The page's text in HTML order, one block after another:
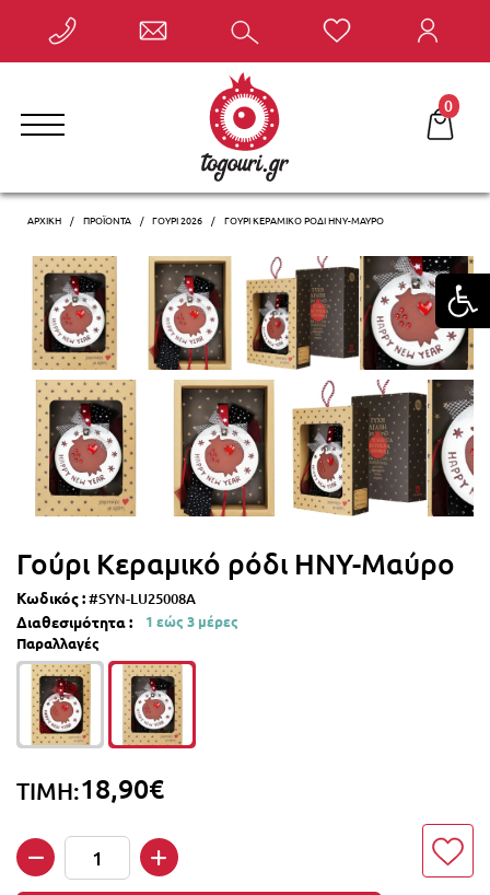
γουριών, αυτόματα στο καλάθι σας!
0
ΑΡΧΙΚΗ ΠΡΟΪΌΝΤΑ ΓΟΎΡΙ 2026 ΓΟΎΡΙ ΚΕΡΑΜΙΚΌ ΡΌΔΙ HNY-ΜΑΎΡΟ
Γούρι Κεραμικό ρόδι HNY-Μαύρο
Κωδικός :#SYN-LU25008A
Διαθεσιμότητα :
1 εώς 3 μέρες
Παραλλαγές
ΤΙΜΗ:18,90€
Ποσότητα